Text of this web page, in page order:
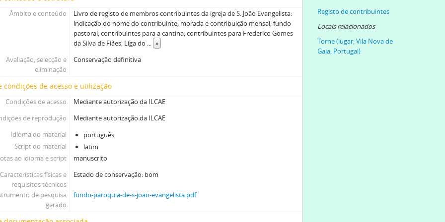
[Secção] ED - Escola Dominical, 1972-01-02-1992-07-19
[Subfundo] MPUE - Monte Pio das Uniões Evangélicas. Fl. 1913-1914, 1913-1914
[Subfundo] SESM - Sociedade Evangélica de Socorros Mútuos, 1893-02-02-1914-01-25
[Subfundo] LECT - Liga do Esforço Cristão do Torne, 1903-1975
Âmbito e conteúdo
Livro de registo de membros contribuintes da igreja de S. João Evangelista:
indicação do nome do contribuinte, morada e contribuição mensal; fundo
pastoral; contribuintes para a cantina; contribuintes para Frederico Gomes
da Silva de Fiães; Liga do ... »
Avaliação, selecção e
eliminação
Conservação definitiva
condições de acesso e utilização
Condições de acesso
Mediante autorização da ILCAE
de reprodução
Mediante autorização da ILCAE
Idioma do material
português
Script do material
latim
ao idioma e script
manuscrito
Características físicas e
requisitos técnicos
Estado de conservação: bom
de pesquisa
gerado
fundo-paroquia-de-s-joao-evangelista.pdf
Registo de contribuintes
Locais relacionados
Torne (lugar, Vila Nova de
Gaia, Portugal)